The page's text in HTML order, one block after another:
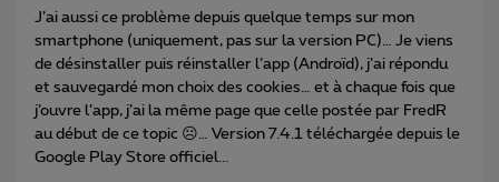
J’ai aussi ce problème depuis quelque temps sur mon
smartphone (uniquement, pas sur la version PC)… Je viens
de désinstaller puis réinstaller l’app (Androïd), j’ai répondu
et sauvegardé mon choix des cookies… et à chaque fois que
j’ouvre l’app, j’ai la même page que celle postée par FredR
au début de ce topic ☹️… Version 7.4.1 téléchargée depuis le
Google Play Store officiel...